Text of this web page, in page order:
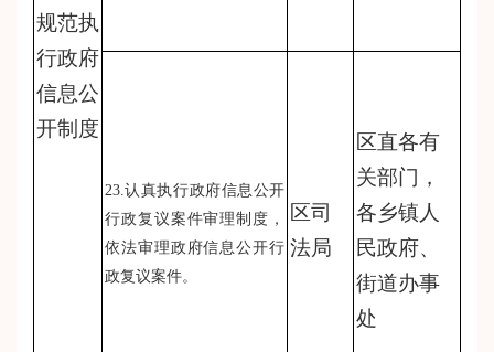
规范执
行政府
信息公
开制度
23.认真执行政府信息公开
行政复议案件审理制度，
依法审理政府信息公开行
政复议案件。
区司
法局
区直各有
关部门，
各乡镇人
民政府、
街道办事
处